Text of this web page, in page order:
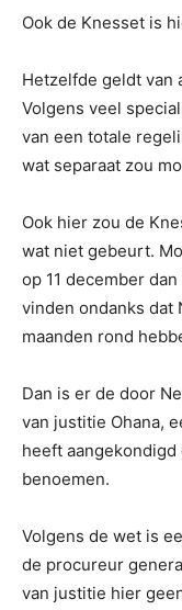
Ook de Knesset is
Hetzelfde geldt van
Volgens veel
van een totale
wat separaat zou
Ook hier zou de
wat niet gebeurt.
op 11 december
vinden ondanks dat
maanden rond
Dan is er de door
van justitie Ohana,
heeft
benoemen.
Volgens de wet is
de procureur
van justitie hier